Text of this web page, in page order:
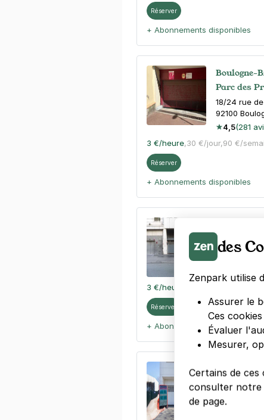
Réserver
+ Abonnements disponibles
Boulogne-
Parc des
18/24 rue
92100
4,5(281
3 €/heure,30 €/jour,90 €/
Réserver
+ Abonnements disponibles
139 rue
75016Paris
3 €/heure
Réserver
+ Abonnements disponibles
Parc
Billancourt
24 rue des
92100
des
Zenpark utilise
Assurer le
Ces
Évaluer
Mesurer,
Certains de
consulter notre
de page.